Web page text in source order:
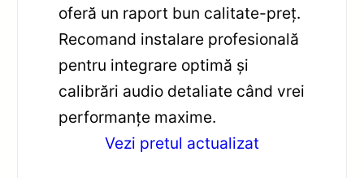
oferă un raport bun calitate-preț.
Recomand instalare profesională
pentru integrare optimă și
calibrări audio detaliate când vrei
performanțe maxime.
Vezi pretul actualizat